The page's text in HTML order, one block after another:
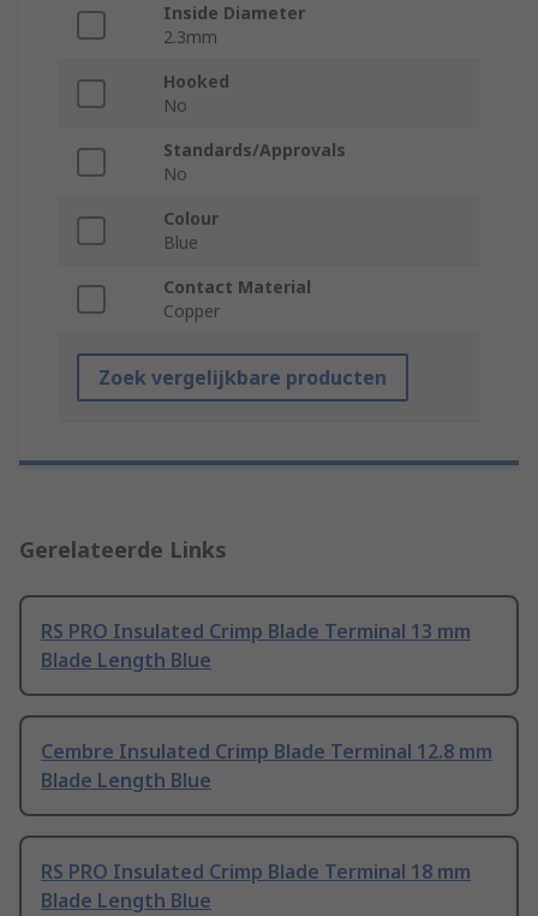
Inside Diameter
2.3mm
Hooked
No
Standards/Approvals
No
Colour
Blue
Contact Material
Copper
Zoek vergelijkbare producten
Gerelateerde Links
RS PRO Insulated Crimp Blade Terminal 13 mm
Blade Length Blue
Cembre Insulated Crimp Blade Terminal 12.8 mm
Blade Length Blue
RS PRO Insulated Crimp Blade Terminal 18 mm
Blade Length Blue